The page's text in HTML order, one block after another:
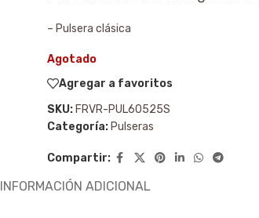
– Pulsera clásica
Agotado
Agregar a favoritos
SKU: FRVR-PUL60525S
Categoría: Pulseras
Compartir:
INFORMACIÓN ADICIONAL